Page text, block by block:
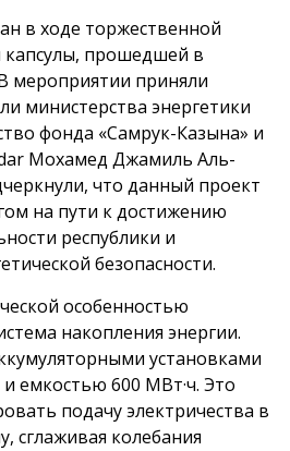
в ходе торжественной
прошедшей в
мероприятии приняли
министерства энергетики
фонда «Самрук-Казына» и
Мохамед Джамиль Аль-
что данный проект
на пути к достижению
республики и
безопасности.
особенностью
накопления энергии.
установками
емкостью 600 МВт·ч. Это
подачу электричества в
сглаживая колебания